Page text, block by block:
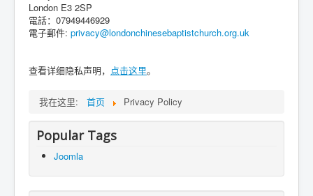
London E3 2SP
電話：07949446929
電子郵件: privacy@londonchinesebaptistchurch.org.uk
查看详细隐私声明， 点击这里。
我在这里: 首页 Privacy Policy
Popular Tags
Joomla